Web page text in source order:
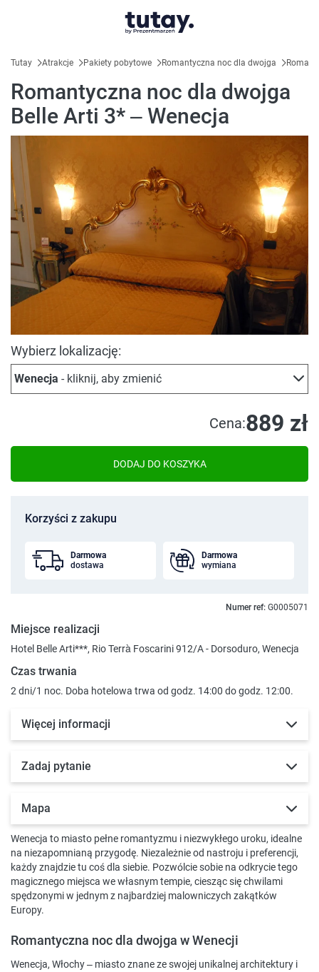
Tutay Atrakcje Pakiety pobytowe Romantyczna noc dla dwojga
Romantyczna noc dla dwojga
Belle Arti 3* – Wenecja
Wybierz lokalizację:
Wenecja - kliknij, aby zmienić
Cena:889 zł
DODAJ DO KOSZYKA
Korzyści z zakupu
Darmowa
dostawa
Darmowa
wymiana
Numer ref: G0005071
Miejsce realizacji
Hotel Belle Arti***, Rio Terrà Foscarini 912/A - Dorsoduro, Wenecja
Czas trwania
2 dni/1 noc. Doba hotelowa trwa od godz. 14:00 do godz. 12:00.
Więcej informacji
Zadaj pytanie
Mapa
Wenecja to miasto pełne romantyzmu i niezwykłego uroku, idealne
na niezapomnianą przygodę. Niezależnie od nastroju i preferencji,
każdy znajdzie tu coś dla siebie. Pozwólcie sobie na odkrycie tego
magicznego miejsca we własnym tempie, ciesząc się chwilami
spędzonymi w jednym z najbardziej malowniczych zakątków
Europy.
Romantyczna noc dla dwojga w Wenecji
Wenecja, Włochy – miasto znane ze swojej unikalnej architektury i